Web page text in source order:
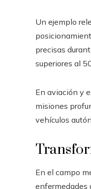
Un ejemplo
precisas
superiores al
En aviación y
misiones
vehículos
En el campo
enfermedades